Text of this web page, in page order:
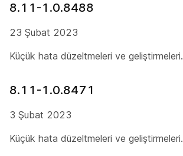
8.11-1.0.8488
23 Şubat 2023
Küçük hata düzeltmeleri ve geliştirmeleri.
8.11-1.0.8471
3 Şubat 2023
Küçük hata düzeltmeleri ve geliştirmeleri.